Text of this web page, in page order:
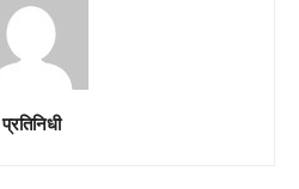
प्रतिनिधी